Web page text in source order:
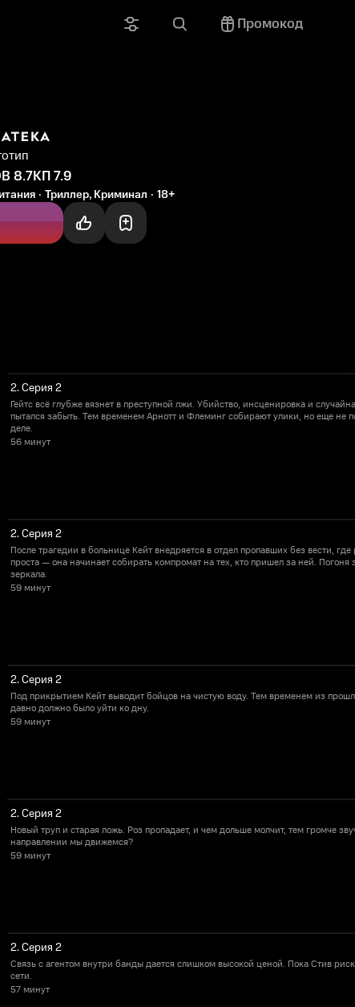
Промокод
8.7КП 7.9
Триллер, Криминал 18+
2. Серия 2
Гейтс всё глубже вязнет в преступной лжи. Убийство, инсценировка и
пытался забыть. Тем временем Арнотт и Флеминг собирают улики, но еще не
деле.
56 минут
2. Серия 2
После трагедии в больнице Кейт внедряется в отдел пропавших без вести,
проста — она начинает собирать компромат на тех, кто пришел за ней. Погоня
зеркала.
59 минут
2. Серия 2
Под прикрытием Кейт выводит бойцов на чистую воду. Тем временем из
давно должно было уйти ко дну.
59 минут
2. Серия 2
Новый труп и старая ложь. Роз пропадает, и чем дольше молчит, тем громче
направлении мы движемся?
59 минут
2. Серия 2
Связь с агентом внутри банды дается слишком высокой ценой. Пока Стив
сети.
57 минут